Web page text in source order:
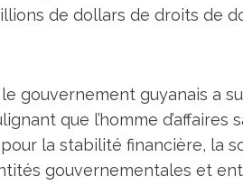
de dollars de droits de
gouvernement guyanais a
que l’homme d’affaires
la stabilité financière, la
gouvernementales et